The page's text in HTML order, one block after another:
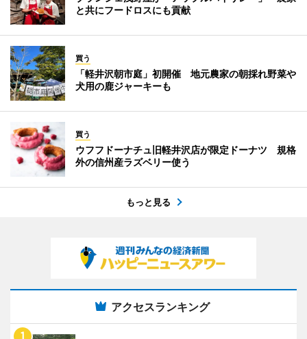
と共にフードロスにも貢献
買う
「軽井沢朝市庭」初開催 地元農家の朝採れ野菜や
犬用の鹿ジャーキーも
買う
ウフフドーナチュ旧軽井沢店が限定ドーナツ 規格
外の信州産ラズベリー使う
もっと見る
アクセスランキング